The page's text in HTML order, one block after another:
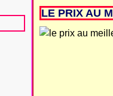
LE PRIX AU